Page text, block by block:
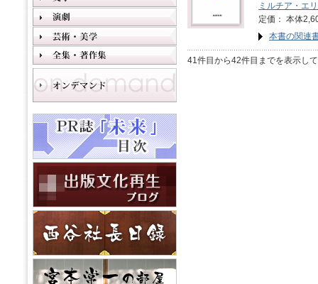
ミルチア・エ
定価： 本体
本書の関連
41件目から42件目までを表示し